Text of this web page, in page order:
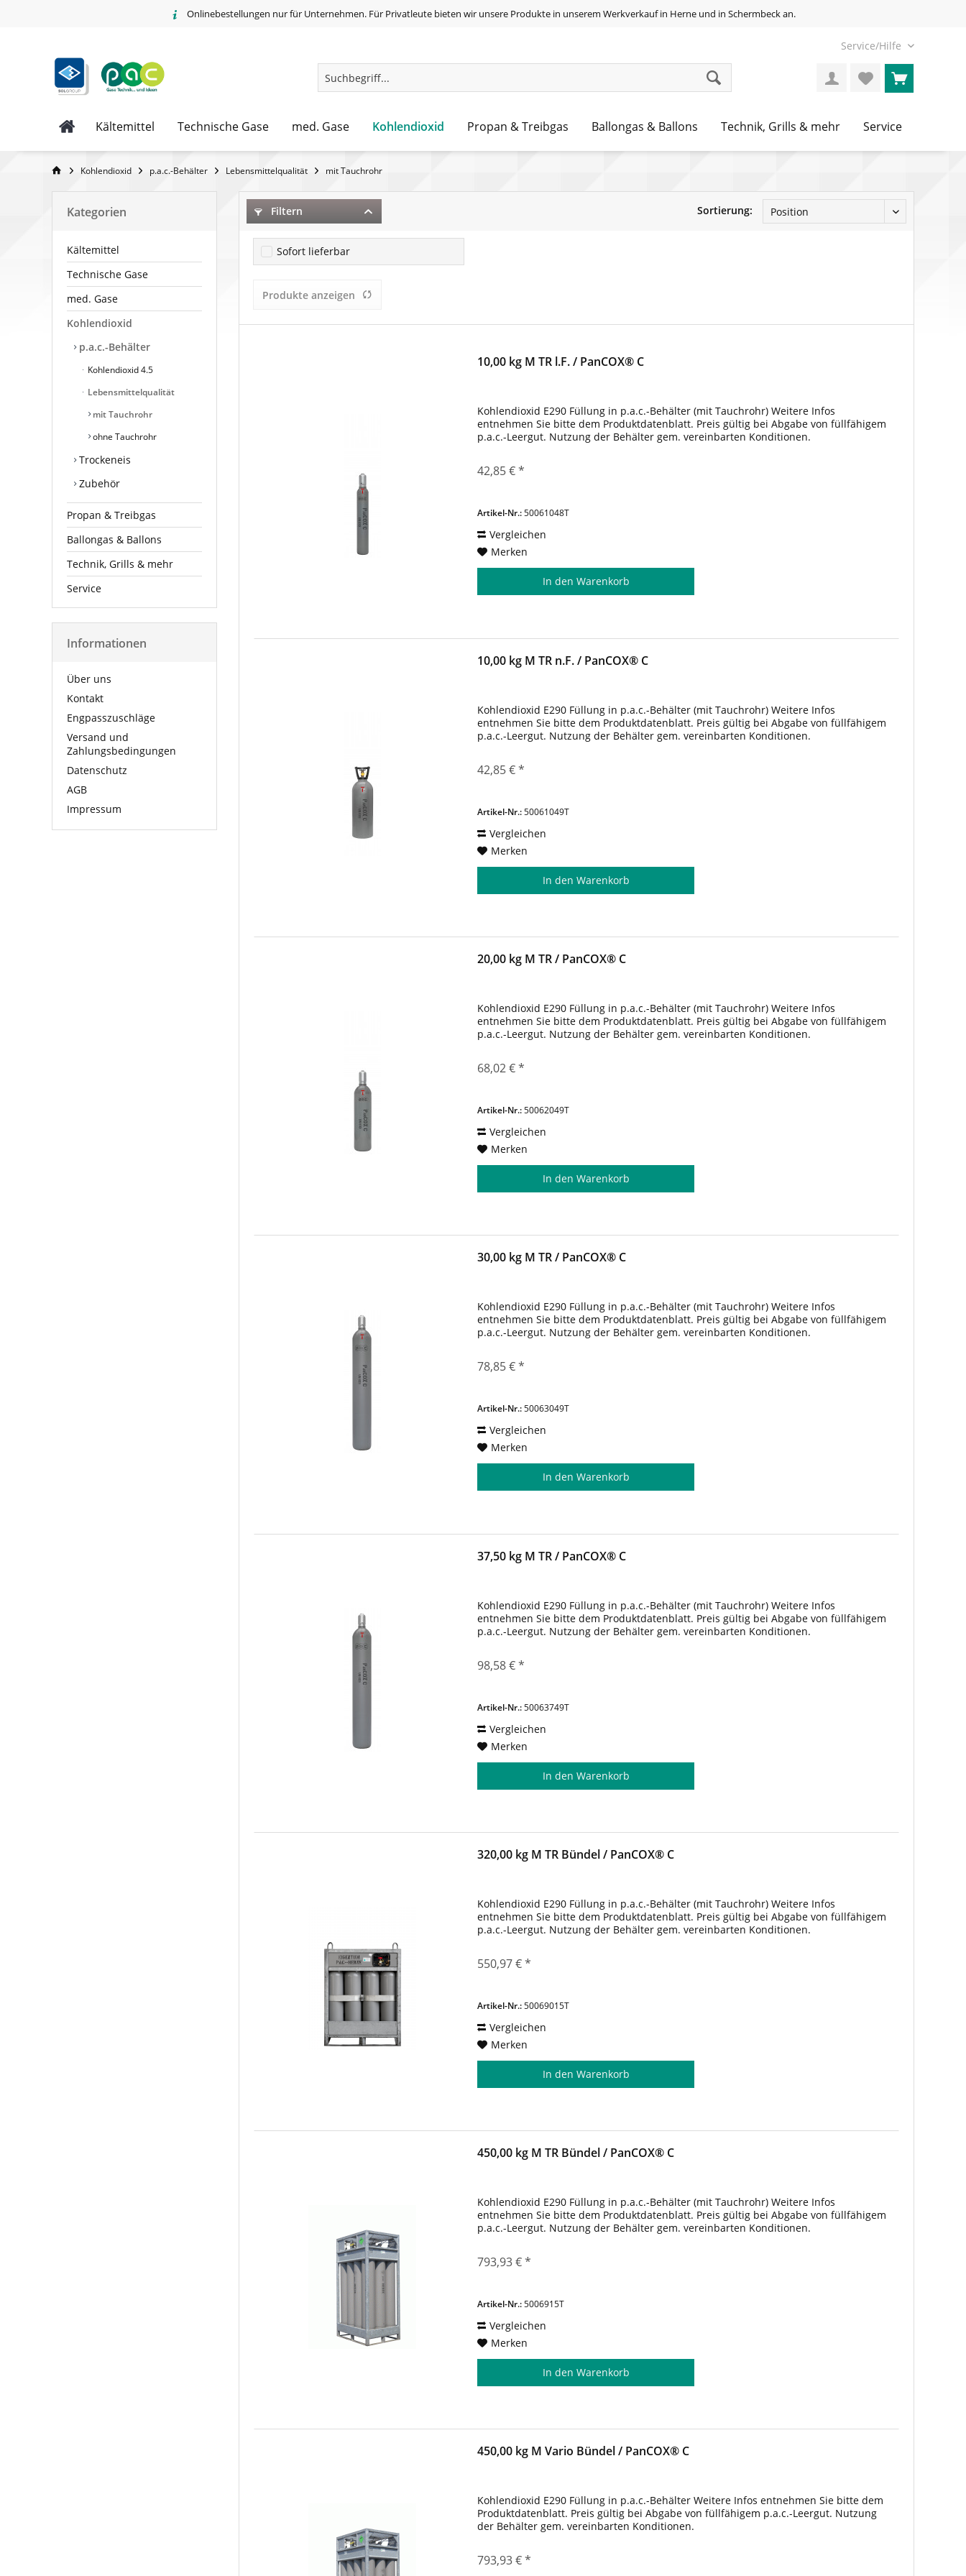
Onlinebestellungen nur für Unternehmen. Für Privatleute bieten wir unsere Produkte in unserem Werkverkauf in Herne und in Schermbeck an.
Service/Hilfe
Kältemittel Technische Gase med. Gase Kohlendioxid Propan & Treibgas Ballongas & Ballons Technik, Grills & mehr Service
Kohlendioxid p.a.c.-Behälter Lebensmittelqualität mit Tauchrohr
Kategorien
Kältemittel
Technische Gase
med. Gase
Kohlendioxid
p.a.c.-Behälter
Kohlendioxid 4.5
Lebensmittelqualität
mit Tauchrohr
ohne Tauchrohr
Trockeneis
Zubehör
Propan & Treibgas
Ballongas & Ballons
Technik, Grills & mehr
Service
Informationen
Über uns
Kontakt
Engpasszuschläge
Versand und
Zahlungsbedingungen
Datenschutz
AGB
Impressum
Filtern Sortierung:
Sofort lieferbar
Produkte anzeigen
10,00 kg M TR l.F. / PanCOX® C
Kohlendioxid E290 Füllung in p.a.c.-Behälter (mit Tauchrohr) Weitere Infos
entnehmen Sie bitte dem Produktdatenblatt. Preis gültig bei Abgabe von füllfähigem
p.a.c.-Leergut. Nutzung der Behälter gem. vereinbarten Konditionen.
42,85 € *
Artikel-Nr.:50061048T
Vergleichen
Merken
In den Warenkorb
10,00 kg M TR n.F. / PanCOX® C
Kohlendioxid E290 Füllung in p.a.c.-Behälter (mit Tauchrohr) Weitere Infos
entnehmen Sie bitte dem Produktdatenblatt. Preis gültig bei Abgabe von füllfähigem
p.a.c.-Leergut. Nutzung der Behälter gem. vereinbarten Konditionen.
42,85 € *
Artikel-Nr.:50061049T
Vergleichen
Merken
In den Warenkorb
20,00 kg M TR / PanCOX® C
Kohlendioxid E290 Füllung in p.a.c.-Behälter (mit Tauchrohr) Weitere Infos
entnehmen Sie bitte dem Produktdatenblatt. Preis gültig bei Abgabe von füllfähigem
p.a.c.-Leergut. Nutzung der Behälter gem. vereinbarten Konditionen.
68,02 € *
Artikel-Nr.:50062049T
Vergleichen
Merken
In den Warenkorb
30,00 kg M TR / PanCOX® C
Kohlendioxid E290 Füllung in p.a.c.-Behälter (mit Tauchrohr) Weitere Infos
entnehmen Sie bitte dem Produktdatenblatt. Preis gültig bei Abgabe von füllfähigem
p.a.c.-Leergut. Nutzung der Behälter gem. vereinbarten Konditionen.
78,85 € *
Artikel-Nr.:50063049T
Vergleichen
Merken
In den Warenkorb
37,50 kg M TR / PanCOX® C
Kohlendioxid E290 Füllung in p.a.c.-Behälter (mit Tauchrohr) Weitere Infos
entnehmen Sie bitte dem Produktdatenblatt. Preis gültig bei Abgabe von füllfähigem
p.a.c.-Leergut. Nutzung der Behälter gem. vereinbarten Konditionen.
98,58 € *
Artikel-Nr.:50063749T
Vergleichen
Merken
In den Warenkorb
320,00 kg M TR Bündel / PanCOX® C
Kohlendioxid E290 Füllung in p.a.c.-Behälter (mit Tauchrohr) Weitere Infos
entnehmen Sie bitte dem Produktdatenblatt. Preis gültig bei Abgabe von füllfähigem
p.a.c.-Leergut. Nutzung der Behälter gem. vereinbarten Konditionen.
550,97 € *
Artikel-Nr.:50069015T
Vergleichen
Merken
In den Warenkorb
450,00 kg M TR Bündel / PanCOX® C
Kohlendioxid E290 Füllung in p.a.c.-Behälter (mit Tauchrohr) Weitere Infos
entnehmen Sie bitte dem Produktdatenblatt. Preis gültig bei Abgabe von füllfähigem
p.a.c.-Leergut. Nutzung der Behälter gem. vereinbarten Konditionen.
793,93 € *
Artikel-Nr.:5006915T
Vergleichen
Merken
In den Warenkorb
450,00 kg M Vario Bündel / PanCOX® C
Kohlendioxid E290 Füllung in p.a.c.-Behälter Weitere Infos entnehmen Sie bitte dem
Produktdatenblatt. Preis gültig bei Abgabe von füllfähigem p.a.c.-Leergut. Nutzung
der Behälter gem. vereinbarten Konditionen.
793,93 € *